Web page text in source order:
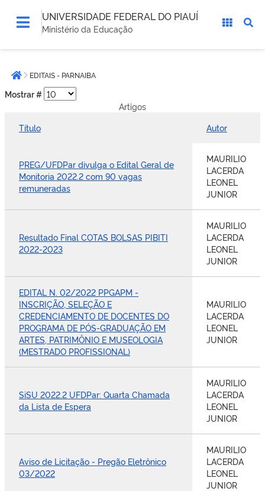
UNIVERSIDADE FEDERAL DO PIAUÍ
Ministério da Educação
estáPágina inicial
EDITAIS - PARNAIBA
Mostrar #
Artigos
Título
Autor
PREG/UFDPar divulga o Edital Geral de
Monitoria 2022.2 com 90 vagas
remuneradas
MAURILIO
LACERDA
LEONEL
JUNIOR
Resultado Final COTAS BOLSAS PIBITI
2022-2023
MAURILIO
LACERDA
LEONEL
JUNIOR
EDITAL N. 02/2022 PPGAPM -
INSCRIÇÃO, SELEÇÃO E
CREDENCIAMENTO DE DOCENTES DO
PROGRAMA DE PÓS-GRADUAÇÃO EM
ARTES, PATRIMÔNIO E MUSEOLOGIA
(MESTRADO PROFISSIONAL)
MAURILIO
LACERDA
LEONEL
JUNIOR
SiSU 2022.2 UFDPar: Quarta Chamada
da Lista de Espera
MAURILIO
LACERDA
LEONEL
JUNIOR
Aviso de Licitação - Pregão Eletrônico
03/2022
MAURILIO
LACERDA
LEONEL
JUNIOR